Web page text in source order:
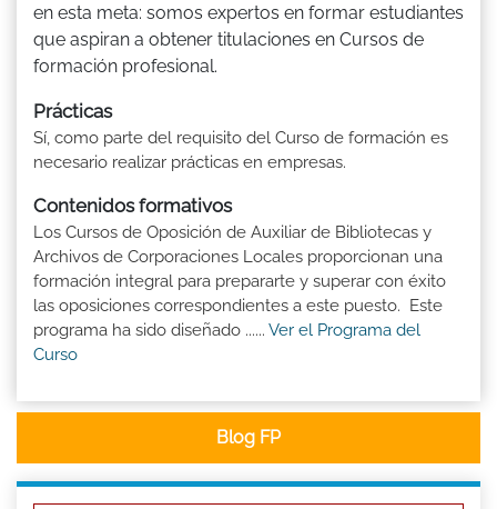
en esta meta: somos expertos en formar estudiantes
que aspiran a obtener titulaciones en Cursos de
formación profesional.
Prácticas
Sí, como parte del requisito del Curso de formación es
necesario realizar prácticas en empresas.
Contenidos formativos
Los Cursos de Oposición de Auxiliar de Bibliotecas y
Archivos de Corporaciones Locales proporcionan una
formación integral para prepararte y superar con éxito
las oposiciones correspondientes a este puesto. Este
programa ha sido diseñado ...... Ver el Programa del
Curso
Blog FP